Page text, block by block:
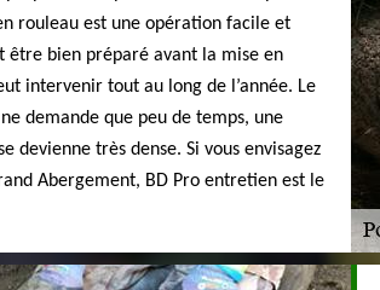
rouleau est une opération facile et
être bien préparé avant la mise en
intervenir tout au long de l’année. Le
demande que peu de temps, une
devienne très dense. Si vous envisagez
Abergement, BD Pro entretien est le